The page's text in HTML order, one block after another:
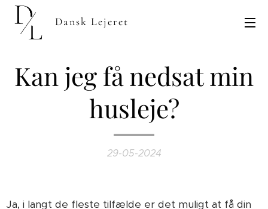
Dansk Lejeret
Kan jeg få nedsat min
husleje?
29-05-2024
Ja, i langt de fleste tilfælde er det muligt at få din